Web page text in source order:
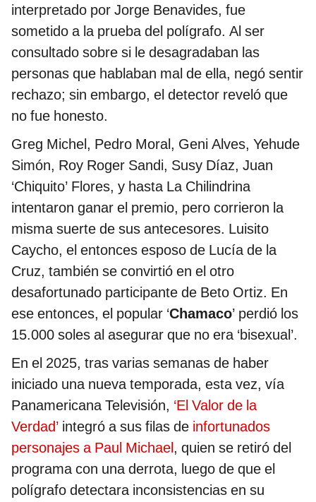
interpretado por Jorge Benavides, fue
sometido a la prueba del polígrafo. Al ser
consultado sobre si le desagradaban las
personas que hablaban mal de ella, negó sentir
rechazo; sin embargo, el detector reveló que
no fue honesto.
Greg Michel, Pedro Moral, Geni Alves, Yehude
Simón, Roy Roger Sandi, Susy Díaz, Juan
‘Chiquito’ Flores, y hasta La Chilindrina
intentaron ganar el premio, pero corrieron la
misma suerte de sus antecesores. Luisito
Caycho, el entonces esposo de Lucía de la
Cruz, también se convirtió en el otro
desafortunado participante de Beto Ortiz. En
ese entonces, el popular ‘Chamaco’ perdió los
15.000 soles al asegurar que no era ‘bisexual’.
En el 2025, tras varias semanas de haber
iniciado una nueva temporada, esta vez, vía
Panamericana Televisión, ‘El Valor de la
Verdad’ integró a sus filas de infortunados
personajes a Paul Michael, quien se retiró del
programa con una derrota, luego de que el
polígrafo detectara inconsistencias en su